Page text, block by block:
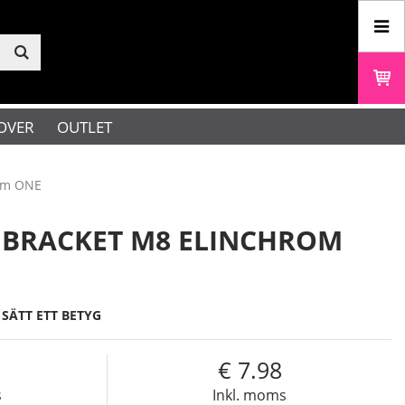
OUTLET
ONE
M8 ELINCHROM
SÄTT ETT BETYG
Inkl. moms
7.98